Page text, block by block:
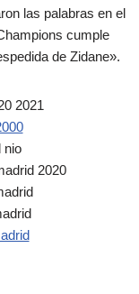
las palabras en el
cumple
de Zidane».